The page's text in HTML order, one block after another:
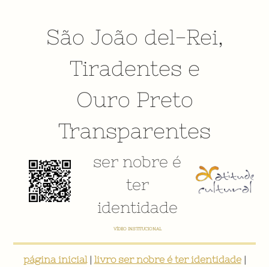
São João del-Rei,
Tiradentes e
Ouro Preto
Transparentes
ser nobre é
ter
identidade
VÍDEO INSTITUCIONAL
página inicial| livro ser nobre é ter identidade|